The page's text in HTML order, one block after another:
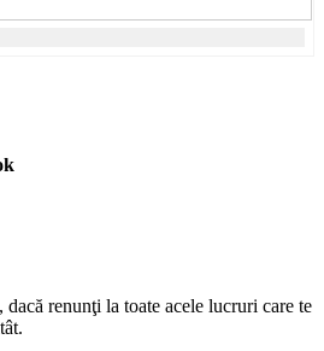
dacă renunţi la toate acele lucruri care te